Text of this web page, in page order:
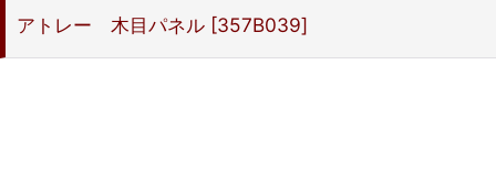
アトレー 木目パネル [357B039]